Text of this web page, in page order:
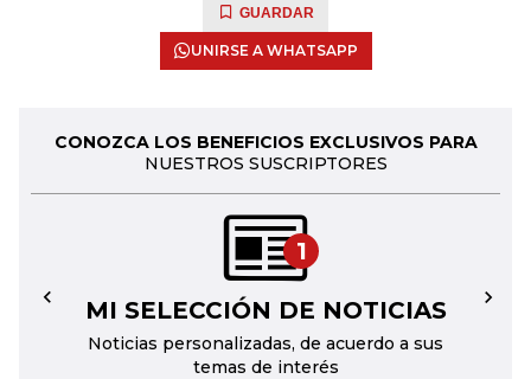
GUARDAR
UNIRSE A WHATSAPP
CONOZCA LOS BENEFICIOS EXCLUSIVOS PARA
NUESTROS SUSCRIPTORES
1
MI SELECCIÓN DE NOTICIAS
Noticias personalizadas, de acuerdo a sus
temas de interés
← →